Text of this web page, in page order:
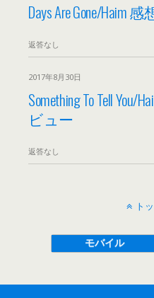
Days Are Gone/Haim
返答なし
2017年8月30日
Something To Tell
ビュー
返答なし
ト
モバイル